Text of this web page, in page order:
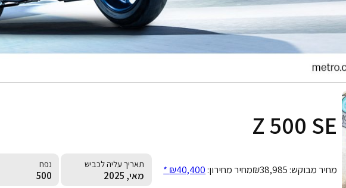
Z 500 SE
מחיר מבוקש:₪38,985מחיר מחירון:₪40,400 * תאריך עליה לכביש
מאי, 2025
נפח
500